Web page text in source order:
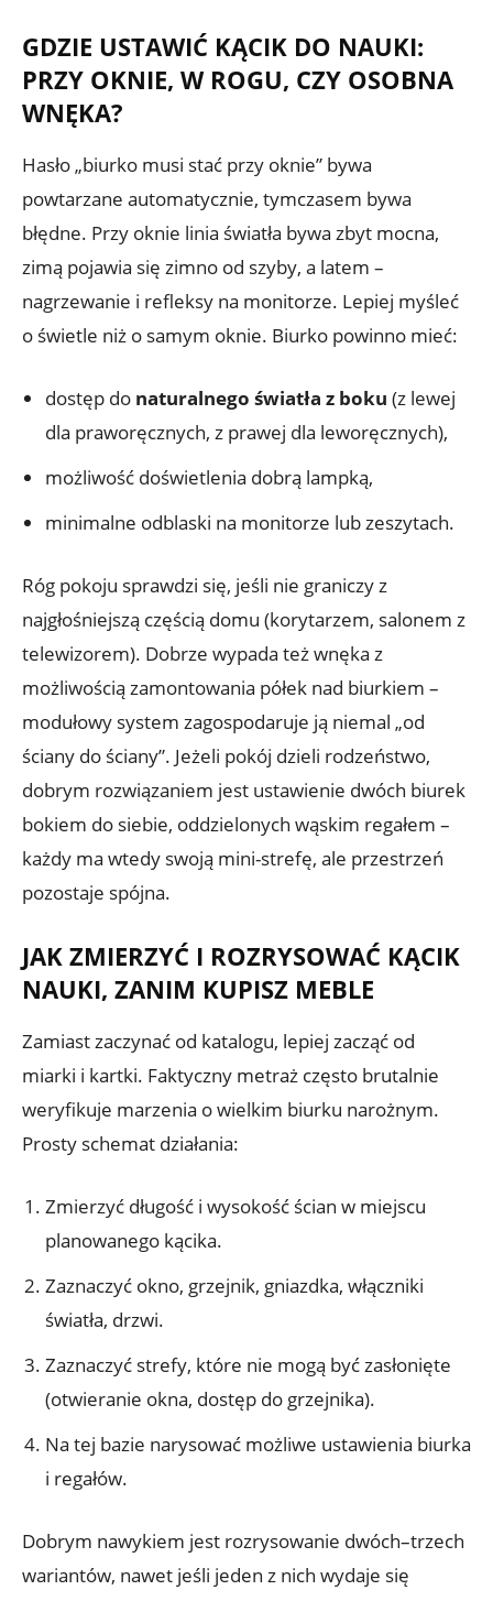
GDZIE USTAWIĆ KĄCIK DO NAUKI:
PRZY OKNIE, W ROGU, CZY OSOBNA
WNĘKA?
Hasło „biurko musi stać przy oknie” bywa
powtarzane automatycznie, tymczasem bywa
błędne. Przy oknie linia światła bywa zbyt mocna,
zimą pojawia się zimno od szyby, a latem –
nagrzewanie i refleksy na monitorze. Lepiej myśleć
o świetle niż o samym oknie. Biurko powinno mieć:
dostęp do naturalnego światła z boku (z lewej
dla praworęcznych, z prawej dla leworęcznych),
możliwość doświetlenia dobrą lampką,
minimalne odblaski na monitorze lub zeszytach.
Róg pokoju sprawdzi się, jeśli nie graniczy z
najgłośniejszą częścią domu (korytarzem, salonem z
telewizorem). Dobrze wypada też wnęka z
możliwością zamontowania półek nad biurkiem –
modułowy system zagospodaruje ją niemal „od
ściany do ściany”. Jeżeli pokój dzieli rodzeństwo,
dobrym rozwiązaniem jest ustawienie dwóch biurek
bokiem do siebie, oddzielonych wąskim regałem –
każdy ma wtedy swoją mini-strefę, ale przestrzeń
pozostaje spójna.
JAK ZMIERZYĆ I ROZRYSOWAĆ KĄCIK
NAUKI, ZANIM KUPISZ MEBLE
Zamiast zaczynać od katalogu, lepiej zacząć od
miarki i kartki. Faktyczny metraż często brutalnie
weryfikuje marzenia o wielkim biurku narożnym.
Prosty schemat działania:
Zmierzyć długość i wysokość ścian w miejscu
planowanego kącika.
Zaznaczyć okno, grzejnik, gniazdka, włączniki
światła, drzwi.
Zaznaczyć strefy, które nie mogą być zasłonięte
(otwieranie okna, dostęp do grzejnika).
Na tej bazie narysować możliwe ustawienia biurka
i regałów.
Dobrym nawykiem jest rozrysowanie dwóch–trzech
wariantów, nawet jeśli jeden z nich wydaje się